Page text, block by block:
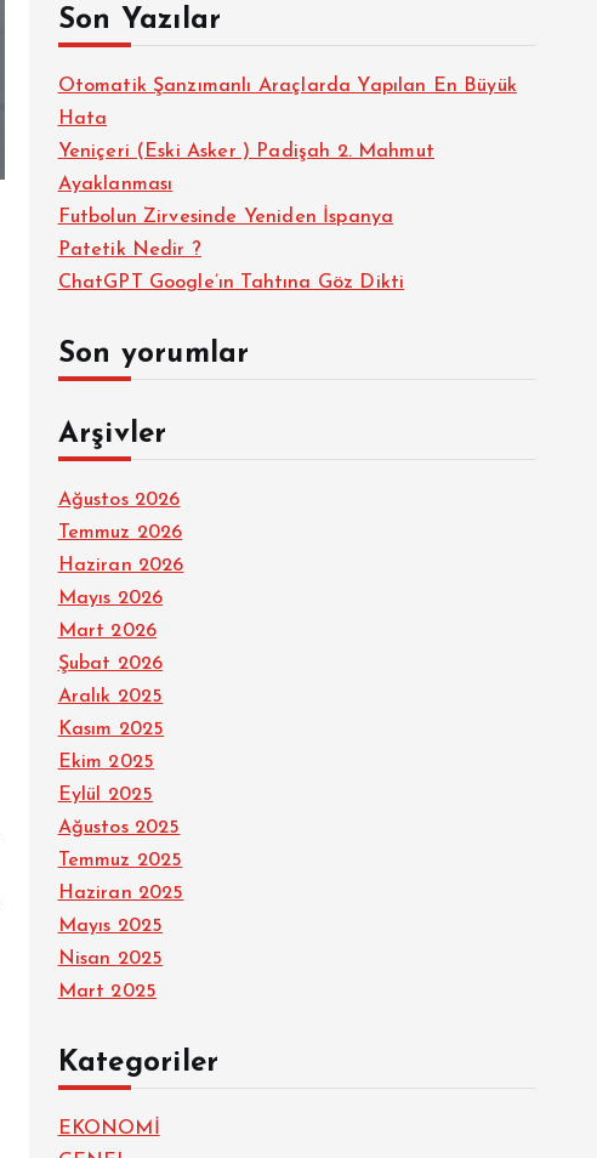
:Son Yazılar
Otomatik Şanzımanlı Araçlarda Yapılan En Büyük
Hata
Yeniçeri (Eski Asker ) Padişah 2. Mahmut
Ayaklanması
Futbolun Zirvesinde Yeniden İspanya
Patetik Nedir ?
ChatGPT Google’ın Tahtına Göz Dikti
Son yorumlar
Arşivler
Ağustos 2026
Temmuz 2026
Haziran 2026
Mayıs 2026
Mart 2026
Şubat 2026
Aralık 2025
Kasım 2025
Ekim 2025
Eylül 2025
Ağustos 2025
Temmuz 2025
Haziran 2025
Mayıs 2025
Nisan 2025
Mart 2025
Kategoriler
EKONOMİ